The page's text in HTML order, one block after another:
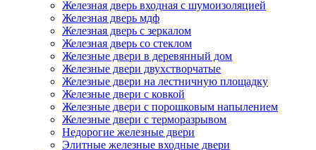
Железная дверь входная с шумоизоляцией
Железная дверь мдф
Железная дверь с зеркалом
Железная дверь со стеклом
Железные двери в деревянный дом
Железные двери двухстворчатые
Железные двери на лестничную площадку
Железные двери с ковкой
Железные двери с порошковым напылением
Железные двери с терморазрывом
Недорогие железные двери
Элитные железные входные двери